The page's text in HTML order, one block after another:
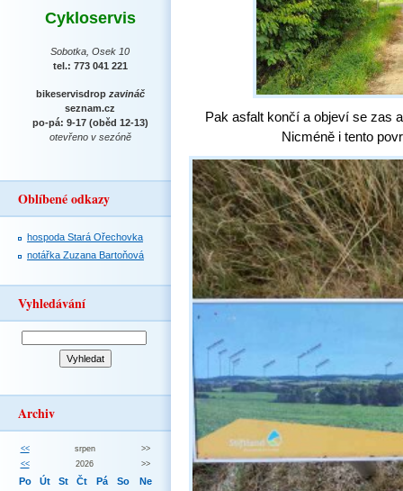
Pak asfalt končí a objeví se zas
Nicméně i tento
Cykloservis
Sobotka, Osek 10
tel.: 773 041 221
bikeservisdrop zavináč
seznam.cz
po-pá: 9-17 (oběd 12-13)
otevřeno v sezóně
Oblíbené odkazy
hospoda Stará Ořechovka
notářka Zuzana Bartoňová
Vyhledávání
Archiv
<< srpen
>>
<<
2026 >>
Po Út St Čt Pá So Ne